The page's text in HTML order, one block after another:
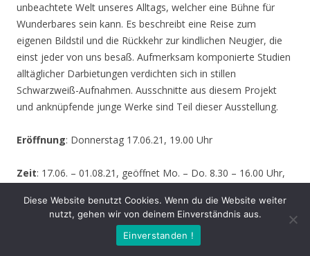
unbeachtete Welt unseres Alltags, welcher eine Bühne für
Wunderbares sein kann. Es beschreibt eine Reise zum
eigenen Bildstil und die Rückkehr zur kindlichen Neugier, die
einst jeder von uns besaß. Aufmerksam komponierte Studien
alltäglicher Darbietungen verdichten sich in stillen
Schwarzweiß-Aufnahmen. Ausschnitte aus diesem Projekt
und anknüpfende junge Werke sind Teil dieser Ausstellung.
Eröffnung: Donnerstag 17.06.21, 19.00 Uhr
Zeit: 17.06. – 01.08.21, geöffnet Mo. – Do. 8.30 – 16.00 Uhr,
oder Seminare kann zeitweise der Zugang zur Ausstellung
behindert werden – bitte informieren Sie sich vor einem
Besuch sicherheitshalber bei uns!)
Diese Website benutzt Cookies. Wenn du die Website weiter
nutzt, gehen wir von deinem Einverständnis aus.
Einverstanden !